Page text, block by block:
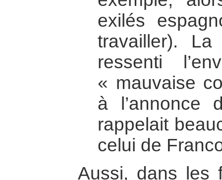
exilés
travailler).
ressenti
« mauvaise
à l’annonce
rappelait
celui de
Aussi, dans les